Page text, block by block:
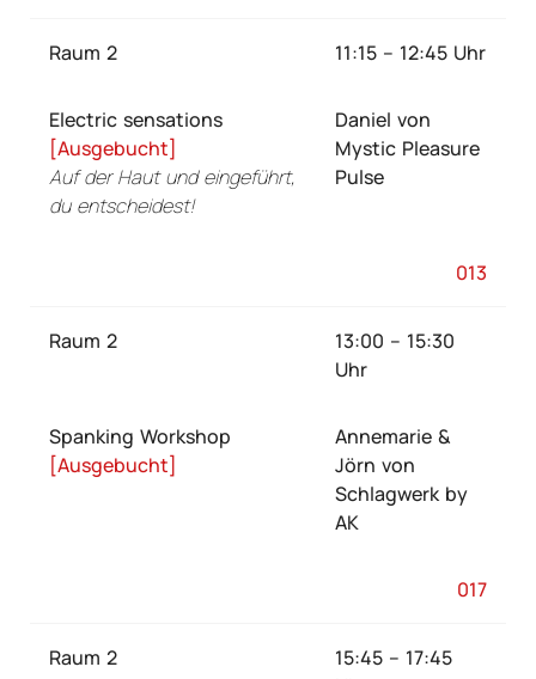
Raum 2 11:15 – 12:45 Uhr
Electric sensations
[Ausgebucht]
Auf der Haut und eingeführt,
du entscheidest!
Daniel von
Mystic Pleasure
Pulse
013
Raum 2
13:00 – 15:30
Uhr
Spanking Workshop
[Ausgebucht]
Annemarie &
Jörn von
Schlagwerk by
AK
017
Raum 2
15:45 – 17:45